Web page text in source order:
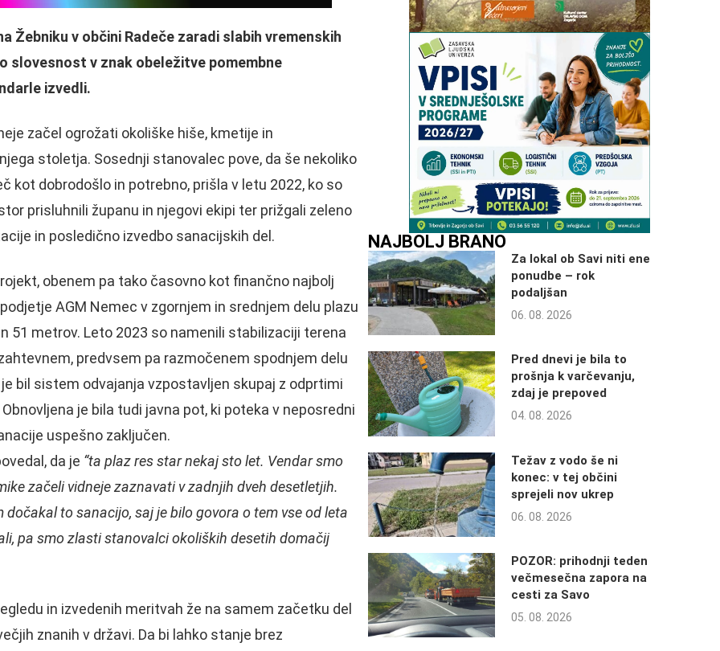
Žebniku v občini Radeče zaradi slabih vremenskih
slovesnost v znak obeležitve pomembne
izvedli.
začel ogrožati okoliške hiše, kmetije in
stoletja. Sosednji stanovalec pove, da še nekoliko
kot dobrodošlo in potrebno, prišla v letu 2022, ko so
prisluhnili županu in njegovi ekipi ter prižgali zeleno
in posledično izvedbo sanacijskih del.
obenem pa tako časovno kot finančno najbolj
AGM Nemec v zgornjem in srednjem delu plazu
51 metrov. Leto 2023 so namenili stabilizaciji terena
predvsem pa razmočenem spodnjem delu
bil sistem odvajanja vzpostavljen skupaj z odprtimi
je bila tudi javna pot, ki poteka v neposredni
uspešno zaključen.
da je “ta plaz res star nekaj sto let. Vendar smo
začeli vidneje zaznavati v zadnjih dveh desetletjih.
to sanacijo, saj je bilo govora o tem vse od leta
pa smo zlasti stanovalci okoliških desetih domačij
in izvedenih meritvah že na samem začetku del
znanih v državi. Da bi lahko stanje brez
NAJBOLJ BRANO
Za lokal ob Savi niti ene
ponudbe – rok
podaljšan
06. 08. 2026
Pred dnevi je bila to
prošnja k varčevanju,
zdaj je prepoved
04. 08. 2026
Težav z vodo še ni
konec: v tej občini
sprejeli nov ukrep
06. 08. 2026
POZOR: prihodnji teden
večmesečna zapora na
cesti za Savo
05. 08. 2026